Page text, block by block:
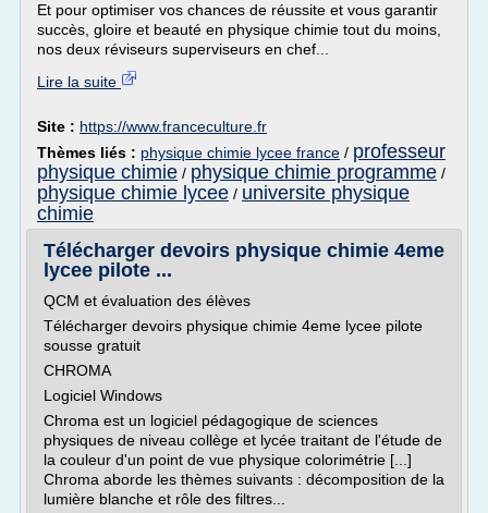
Et pour optimiser vos chances de réussite et vous garantir
succès, gloire et beauté en physique chimie tout du moins,
nos deux réviseurs superviseurs en chef...
Lire la suite
Site : https://www.franceculture.fr
Thèmes liés : physique chimie lycee france / professeur
physique chimie / physique chimie programme /
physique chimie lycee / universite physique
chimie
Télécharger devoirs physique chimie 4eme
lycee pilote ...
QCM et évaluation des élèves
Télécharger devoirs physique chimie 4eme lycee pilote
sousse gratuit
CHROMA
Logiciel Windows
Chroma est un logiciel pédagogique de sciences
physiques de niveau collège et lycée traitant de l'étude de
la couleur d'un point de vue physique colorimétrie [...]
Chroma aborde les thèmes suivants : décomposition de la
lumière blanche et rôle des filtres...